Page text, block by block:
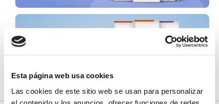
Esta página web usa cookies
Las cookies de este sitio web se usan para personalizar